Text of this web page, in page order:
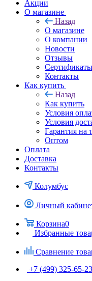
Акции
О магазине
Назад
О магазине
О компании
Новости
Отзывы
Сертификаты
Контакты
Как купить
Назад
Как купить
Условия
Условия
Гарантия на
Оптом
Оплата
Доставка
Контакты
Колумбус
Личный
Корзина0
Избранные
Сравнение
+7 (499) 325-65-23